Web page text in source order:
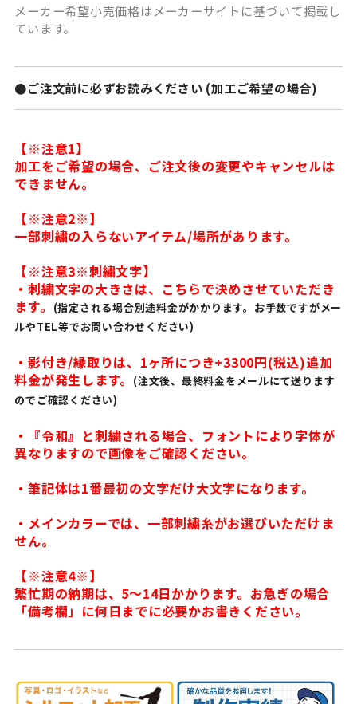
メーカー希望小売価格はメーカーサイトに基づいて掲載し
ています。
●ご注文前に必ずお読みください (加工ご希望の場合)
【※注意1】
加工をご希望の場合、ご注文後の変更やキャンセルは
できません。
【※注意2※】
一部刺繍の入らないアイテム/場所があります。
【※注意3※刺繍文字】
・刺繍文字の大きさは、こちらで決めさせていただき
ます。
(指定される場合別途料金がかかります。お手数ですがメー
ルやTEL等でお問い合わせください)
・影付き/縁取りは、1ヶ所につき+3300円(税込)追加
料金が発生します。
(注文後、最終料金をメールにて送ります
のでご確認ください)
・『令和』と刺繍される場合、フォントにより字体が
異なりますので画像をご確認ください。
・筆記体は1番最初の文字だけ大文字になります。
・メインカラーでは、一部刺繍糸がお選びいただけま
せん。
【※注意4※】
繁忙期の納期は、5〜14日かかります。お急ぎの場合
「備考欄」に何日までに必要かお書きください。